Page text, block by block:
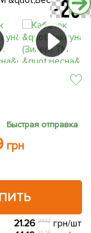
Быстрая отправка
грн
21.2624.12 грн/шт